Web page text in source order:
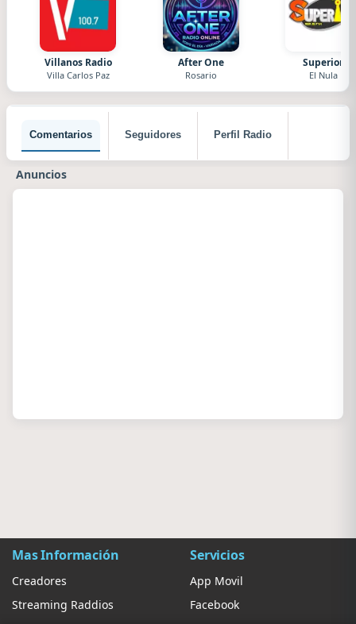
Villanos Radio
Villa Carlos Paz
After One
Rosario
Superior
El Nula
Comentarios Seguidores Perfil Radio
Anuncios
Mas Información
Creadores
Streaming Raddios
Servicios
App Movil
Facebook